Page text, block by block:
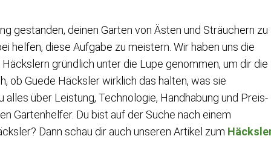
gestanden, deinen Garten von Ästen und Sträuchern zu
helfen, diese Aufgabe zu meistern. Wir haben uns die
gründlich unter die Lupe genommen, um dir die
ob Guede Häcksler wirklich das halten, was sie
über Leistung, Technologie, Handhabung und Preis-
Gartenhelfer. Du bist auf der Suche nach einem
Dann schau dir auch unseren Artikel zum